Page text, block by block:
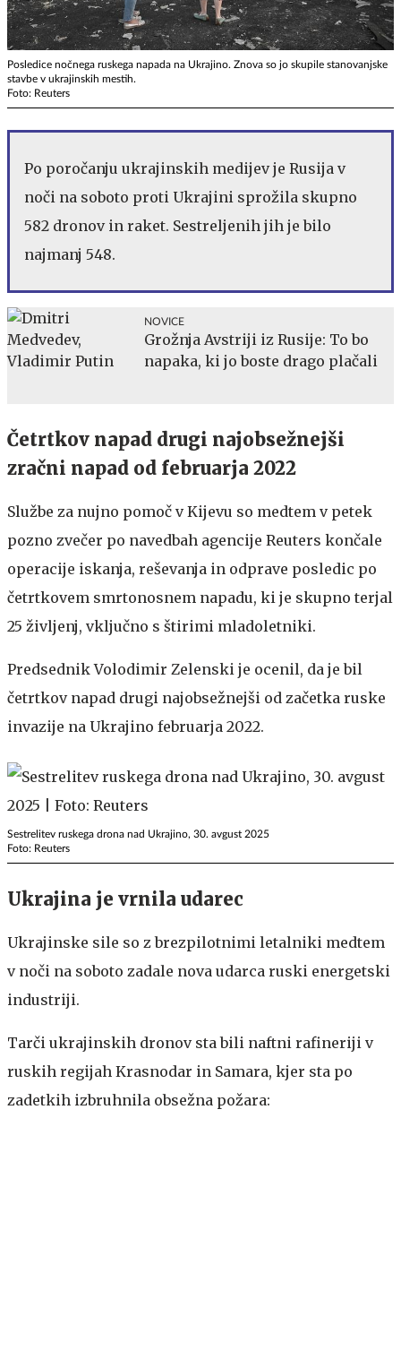
Posledice nočnega ruskega napada na Ukrajino. Znova so jo skupile stanovanjske
stavbe v ukrajinskih mestih.
Foto: Reuters
Po poročanju ukrajinskih medijev je Rusija v
noči na soboto proti Ukrajini sprožila skupno
582 dronov in raket. Sestreljenih jih je bilo
najmanj 548.
NOVICE
Grožnja Avstriji iz Rusije: To bo
napaka, ki jo boste drago plačali
Četrtkov napad drugi najobsežnejši
zračni napad od februarja 2022
Službe za nujno pomoč v Kijevu so medtem v petek
pozno zvečer po navedbah agencije Reuters končale
operacije iskanja, reševanja in odprave posledic po
četrtkovem smrtonosnem napadu, ki je skupno terjal
25 življenj, vključno s štirimi mladoletniki.
Predsednik Volodimir Zelenski je ocenil, da je bil
četrtkov napad drugi najobsežnejši od začetka ruske
invazije na Ukrajino februarja 2022.
Sestrelitev ruskega drona nad Ukrajino, 30. avgust 2025
Foto: Reuters
Ukrajina je vrnila udarec
Ukrajinske sile so z brezpilotnimi letalniki medtem
v noči na soboto zadale nova udarca ruski energetski
industriji.
Tarči ukrajinskih dronov sta bili naftni rafineriji v
ruskih regijah Krasnodar in Samara, kjer sta po
zadetkih izbruhnila obsežna požara: